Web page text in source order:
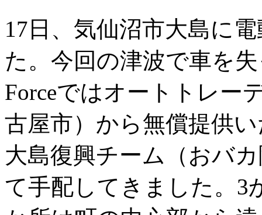
17日、気仙沼市大島に
た。今回の津波で車を
Forceではオートトレー
古屋市）から無償提供
大島復興チーム（おバ
て手配してきました。3